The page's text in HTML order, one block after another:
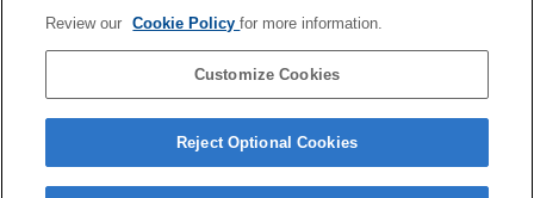
Informações de compatibilidade de funções
Review our Cookie Policyfor more information.
Customize Cookies
Reject Optional Cookies